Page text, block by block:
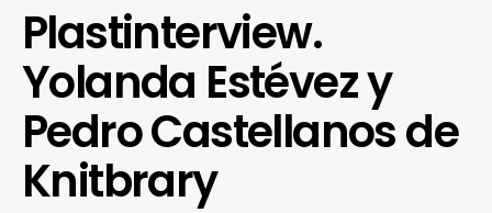
Plastinterview.
Yolanda Estévez y
Pedro Castellanos de
Knitbrary